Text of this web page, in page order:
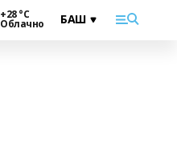
+28 °С
Облачно